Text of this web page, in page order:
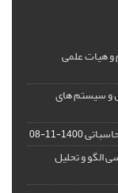
هیات علمی
و سیستم های
1400-11-08
الگو و تحلیل